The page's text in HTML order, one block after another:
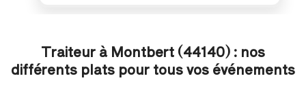
Traiteur à Montbert (44140) : nos
différents plats pour tous vos événements